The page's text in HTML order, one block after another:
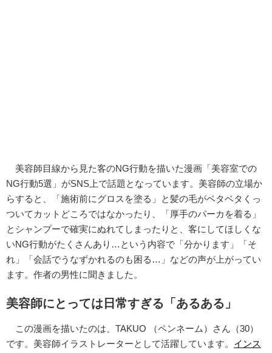
美容師目線から見た客のNG行動を描いた漫画「美容室での
NG行動5選」がSNS上で話題となっています。美容師の立場か
らすると、「施術前にグロスを塗る」と髪の毛がベタベタくっ
ついてカットどころではなかったり、「厚手のパーカを着る」
とシャンプーで確実にぬれてしまったりと、客にしてほしくな
いNG行動がたくさんあり…という内容で「分かります」「そ
れ」「会話でうなずかれるのも困る…」などの声が上がってい
ます。作者の男性に聞きました。
美容師にとっては日常すぎる「あるある」
この漫画を描いたのは、TAKUO （ペンネーム）さん（30）
です。美容師イラストレーターとして活躍しています。 インス